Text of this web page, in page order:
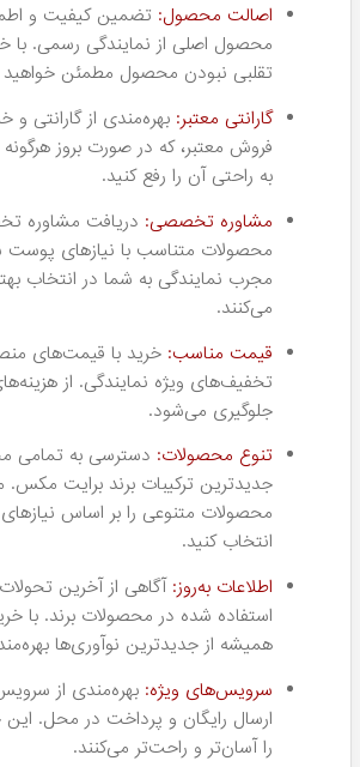
اصالت محصول: تضمین کیفیت و
محصول اصلی از نمایندگی رسمی. با
تقلبی نبودن محصول مطمئن خواهید
گارانتی معتبر: بهره‌مندی از گارانتی
فروش معتبر، که در صورت بروز
به راحتی آن را رفع کنید.
مشاوره تخصصی: دریافت مشاوره
محصولات متناسب با نیازهای پوست
مجرب نمایندگی به شما در انتخاب
می‌کنند.
قیمت مناسب: خرید با قیمت‌های
تخفیف‌های ویژه نمایندگی. از
جلوگیری می‌شود.
تنوع محصولات: دسترسی به تمامی
جدیدترین ترکیبات برند برایت مکس.
محصولات متنوعی را بر اساس
انتخاب کنید.
اطلاعات به‌روز:آگاهی از آخرین
استفاده شده در محصولات برند. با
همیشه از جدیدترین نوآوری‌ها
سرویس‌های ویژه: بهره‌مندی از
ارسال رایگان و پرداخت در محل.
را آسان‌تر و راحت‌تر می‌کنند.